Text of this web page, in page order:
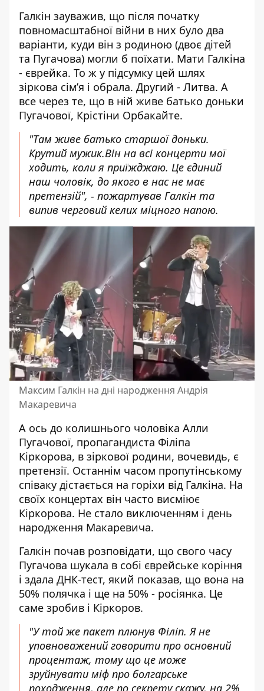
Галкін зауважив, що після початку
повномасштабної війни в них було два
варіанти, куди він з родиною (двоє дітей
та Пугачова) могли б поїхати. Мати Галкіна
- єврейка. То ж у підсумку цей шлях
зіркова сім’я і обрала. Другий - Литва. А
все через те, що в ній живе батько доньки
Пугачової, Крістіни Орбакайте.
"Там живе батько старшої доньки.
Крутий мужик.Він на всі концерти мої
ходить, коли я приїжджаю. Це єдиний
наш чоловік, до якого в нас не має
претензій", - пожартував Галкін та
випив черговий келих міцного напою.
Максим Галкін на дні народження Андрія
Макаревича
А ось до колишнього чоловіка Алли
Пугачової, пропагандиста Філіпа
Кіркорова, в зіркової родини, вочевидь, є
претензії. Останнім часом пропутінському
співаку дістається на горіхи від Галкіна. На
своїх концертах він часто висміює
Кіркорова. Не стало виключенням і день
народження Макаревича.
Галкін почав розповідати, що свого часу
Пугачова шукала в собі єврейське коріння
і здала ДНК-тест, який показав, що вона на
50% полячка і ще на 50% - росіянка. Це
саме зробив і Кіркоров.
"У той же пакет плюнув Філіп. Я не
уповноважений говорити про основний
процентаж, тому що це може
зруйнувати міф про болгарське
походження, але по секрету скажу, на 2%